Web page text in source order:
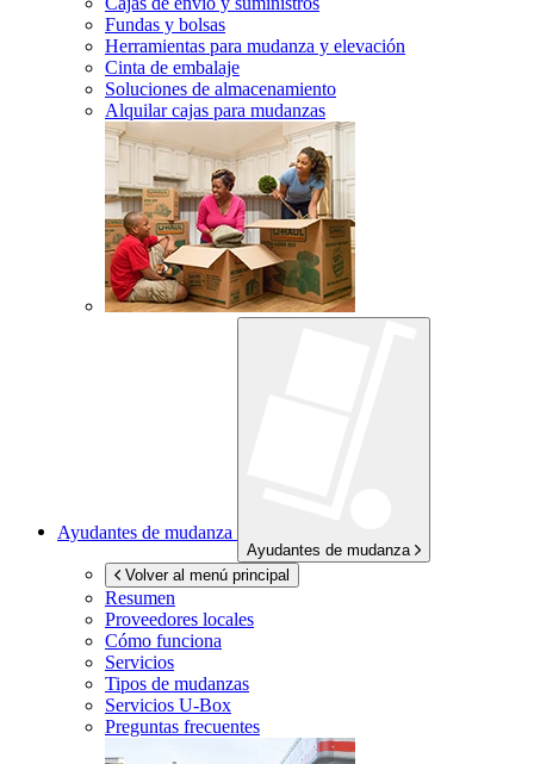
Fundas y bolsas
Herramientas para mudanza y elevación
Cinta de embalaje
Soluciones de almacenamiento
Alquilar cajas para mudanzas
Ayudantes de mudanza
Ayudantes de mudanza
Volver al menú principal
Resumen
Proveedores locales
Cómo funciona
Servicios
Tipos de mudanzas
Servicios U-Box
Preguntas frecuentes